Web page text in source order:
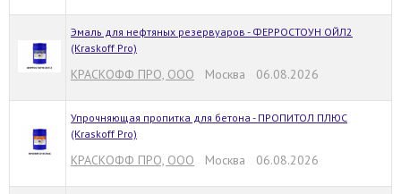
Эмаль для нефтяных резервуаров - ФЕРРОСТОУН ОЙЛ2
(Kraskoff Pro)
КРАСКОФФ ПРО, ООО Москва 06.08.2026
Упрочняющая пропитка для бетона - ПРОПИТОЛ ПЛЮС
(Kraskoff Pro)
КРАСКОФФ ПРО, ООО Москва 06.08.2026